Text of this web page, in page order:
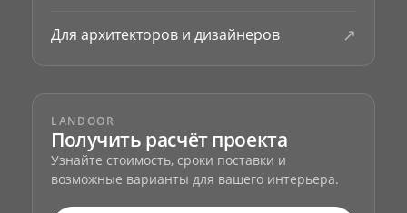
Для архитекторов и дизайнеров ↗
LANDOOR
Получить расчёт проекта
Узнайте стоимость, сроки поставки и
возможные варианты для вашего интерьера.